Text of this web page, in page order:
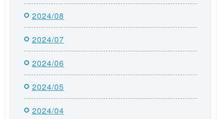
2024/08
2024/07
2024/06
2024/05
2024/04